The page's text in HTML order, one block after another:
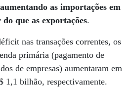
as importações em
que as exportações.
nas transações correntes, os
primária (pagamento de
de empresas) aumentaram em
1,1 bilhão, respectivamente.